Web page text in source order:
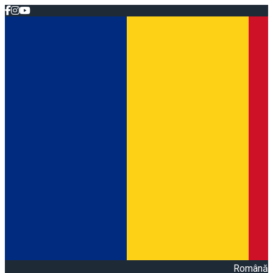
Română